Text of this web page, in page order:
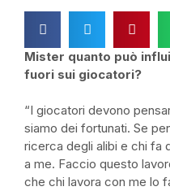
Mister quanto può
fuori sui giocatori?
“I giocatori devono
siamo dei fortunati. Se
ricerca degli alibi e chi fa
a me. Faccio questo
che chi lavora con me lo